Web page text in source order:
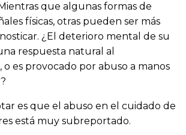
que algunas formas de
físicas, otras pueden ser más
¿El deterioro mental de su
respuesta natural al
es provocado por abuso a manos
es que el abuso en el cuidado de
está muy subreportado.